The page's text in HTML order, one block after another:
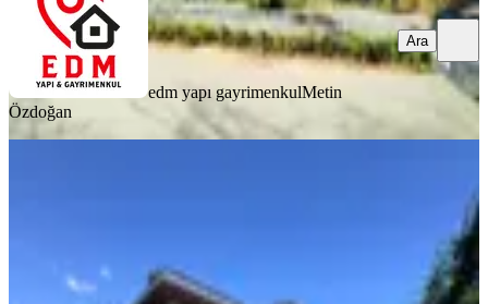
edm yapı gayrimenkulMetin
Özdoğan
Ara
5+1·280 m²